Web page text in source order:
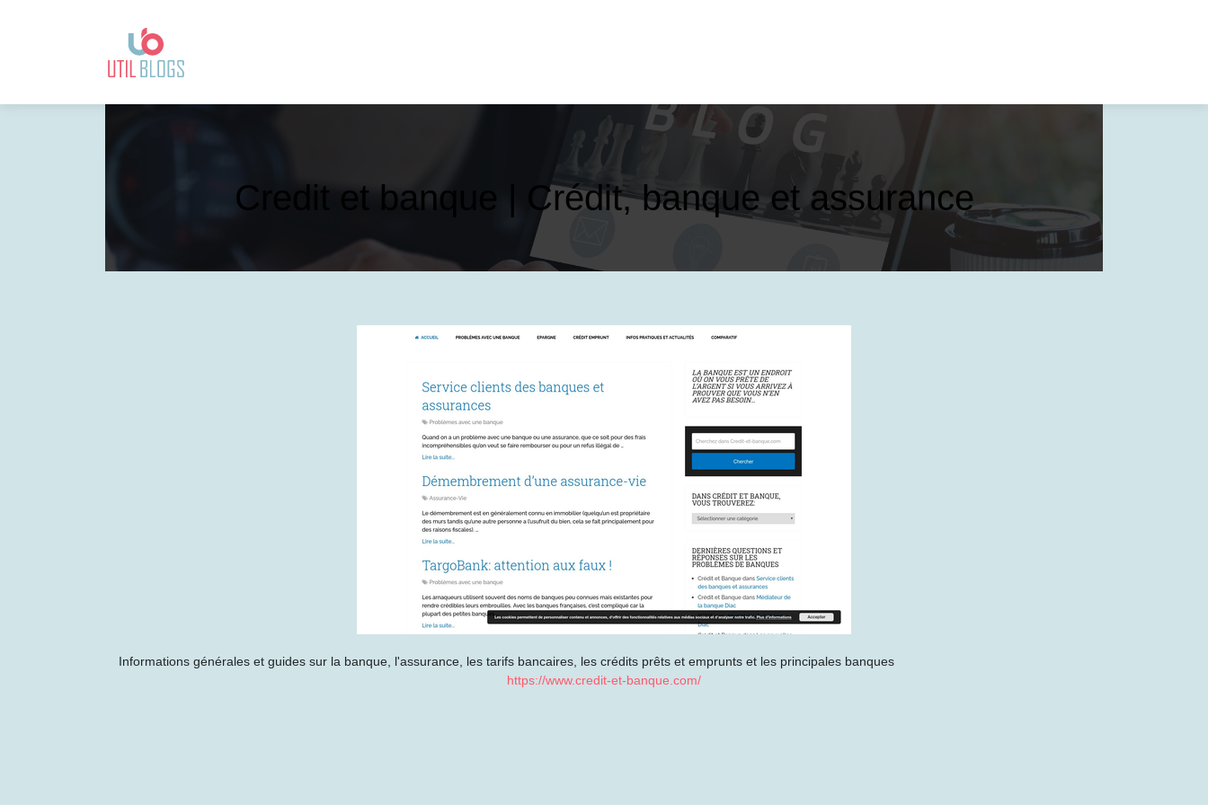
Credit et banque | Crédit, banque et assurance
Informations générales et guides sur la banque, l'assurance, les tarifs bancaires, les crédits prêts et emprunts et les principales banques
https://www.credit-et-banque.com/